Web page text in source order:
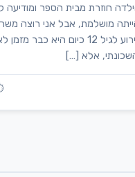
חוזרת מבית הספר
מושלמת, אבל אני רוצה
לגמרי". הפקת אירוע לגיל 12 כיום
אלא […]
⏱ 3